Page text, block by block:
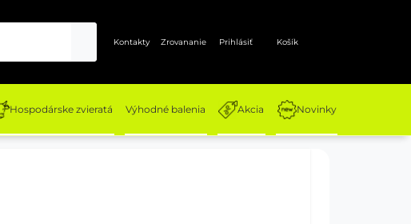
Kontakty Zrovananie Prihlásiť Košík
Hospodárske zvieratá Výhodné balenia Akcia Novinky